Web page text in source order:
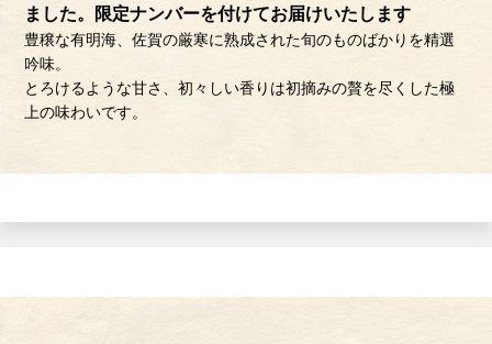
ました。限定ナンバーを付けてお届けいたします
豊穣な有明海、佐賀の厳寒に熟成された旬のものばかりを精選
吟味。
とろけるような甘さ、初々しい香りは初摘みの贅を尽くした極
上の味わいです。